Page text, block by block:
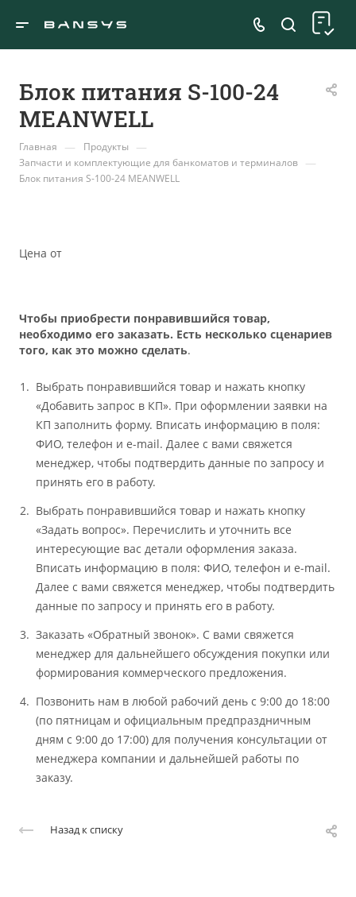
Блок питания S-100-24
MEANWELL
Главная — Продукты —
Запчасти и комплектующие для банкоматов и терминалов —
Блок питания S-100-24 MEANWELL
Цена от
Чтобы приобрести понравившийся товар,
необходимо его заказать. Есть несколько сценариев
того, как это можно сделать.
Выбрать понравившийся товар и нажать кнопку
«Добавить запрос в КП». При оформлении заявки на
КП заполнить форму. Вписать информацию в поля:
ФИО, телефон и e-mail. Далее с вами свяжется
менеджер, чтобы подтвердить данные по запросу и
принять его в работу.
Выбрать понравившийся товар и нажать кнопку
«Задать вопрос». Перечислить и уточнить все
интересующие вас детали оформления заказа.
Вписать информацию в поля: ФИО, телефон и e-mail.
Далее с вами свяжется менеджер, чтобы подтвердить
данные по запросу и принять его в работу.
Заказать «Обратный звонок». С вами свяжется
менеджер для дальнейшего обсуждения покупки или
формирования коммерческого предложения.
Позвонить нам в любой рабочий день с 9:00 до 18:00
(по пятницам и официальным предпраздничным
дням с 9:00 до 17:00) для получения консультации от
менеджера компании и дальнейшей работы по
заказу.
Назад к списку